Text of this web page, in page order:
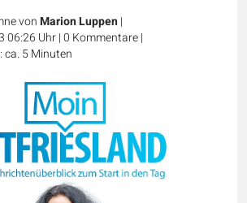
vonMarion Luppen|
06:26 Uhr|0 Kommentare|
ca. 5 Minuten